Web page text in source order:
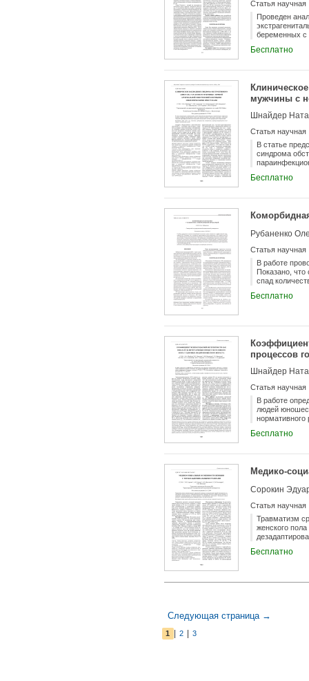
Статья научная
Проведен
беременных с
развития
Бесплатно
мужчины с
приступами
Статья научная
В статье
синдрома
Бесплатно
Рубаненко
Статья научная
В работе
Показано, что
спад
инфаркт
Бесплатно
процессов
Статья научная
В работе
людей
Бесплатно
Медико-
Статья научная
Травматизм
женского
Бесплатно
Следующая страница →
1 2 3